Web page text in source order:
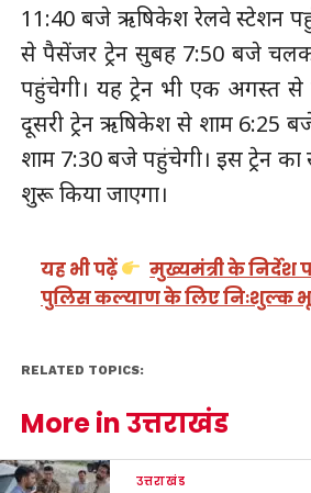
11:40 बजे ऋषिकेश रेलवे स्टेशन
से पैसेंजर ट्रेन सुबह 7:50 बजे
पहुंचेगी। यह ट्रेन भी एक अगस्त से
दूसरी ट्रेन ऋषिकेश से शाम 6:25
शाम 7:30 बजे पहुंचेगी। इस ट्रेन
शुरू किया जाएगा।
यह भी पढ़ें
मुख्यमंत्री के निर्देश
पुलिस कल्याण के लिए निःशुल्क
RELATED TOPICS:
More in उत्तराखंड
उत्तराखंड